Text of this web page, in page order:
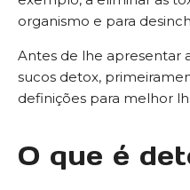
organismo e para
Antes de lhe apresentar
sucos detox,
definições para melhor
O que é